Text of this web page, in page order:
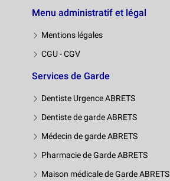
Menu administratif et légal
Mentions légales
CGU - CGV
Services de Garde
Dentiste Urgence ABRETS
Dentiste de garde ABRETS
Médecin de garde ABRETS
Pharmacie de Garde ABRETS
Maison médicale de Garde ABRETS